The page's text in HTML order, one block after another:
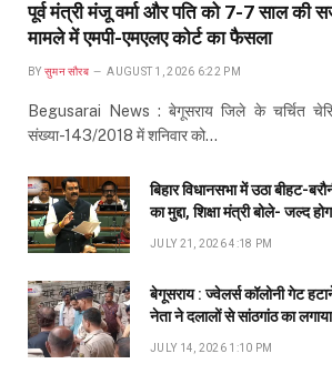
पूर्व मंत्री मंजू वर्मा और पति को 7-7 साल की
मामले में एमपी-एमएलए कोर्ट का फैसला
BY सुमन सौरब AUGUST 1, 2026 6:22 PM
Begusarai News : बेगूसराय जिले के चर्चित
संख्या-143/2018 में शनिवार को…
बिहार विधानसभा में उठा बीहट-
का मुद्दा, शिक्षा मंत्री बोले- जल्द
JULY 21, 2026 4:18 PM
बेगूसराय : ज्वेलर्स कॉलोनी गेट
नेता ने दलालों से सांठगांठ का
JULY 14, 2026 1:10 PM